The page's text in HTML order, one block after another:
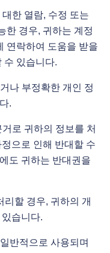
한 열람, 수정 또는
한 경우, 귀하는 계정
연락하여 도움을 받을
수 있습니다.
나 부정확한 개인 정
.
로 귀하의 정보를 처
으로 인해 반대할 수
도 귀하는 반대권을
리할 경우, 귀하의 개
습니다.
반적으로 사용되며